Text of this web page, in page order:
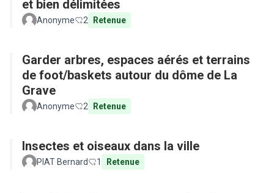
et bien délimitées
Anonyme 2 Retenue
Garder arbres, espaces aérés et terrains
de foot/baskets autour du dôme de La
Grave
Anonyme 2 Retenue
Insectes et oiseaux dans la ville
PIAT Bernard 1 Retenue